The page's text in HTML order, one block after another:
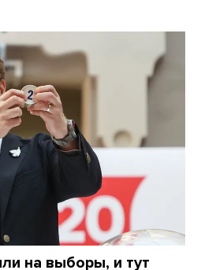
на выборы, и тут